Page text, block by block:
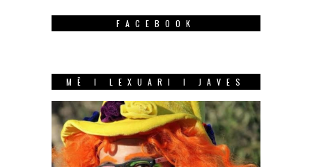
FACEBOOK
MË I LEXUARI I JAVES